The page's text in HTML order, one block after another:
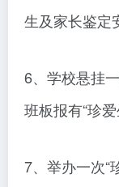
生及家长鉴定
6、学校悬挂
班板报有“珍
7、举办一次“